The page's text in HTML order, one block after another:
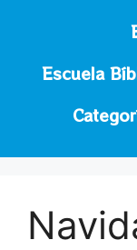
Escuela